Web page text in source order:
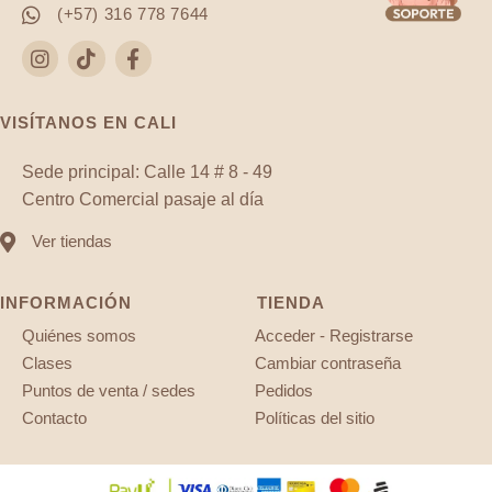
(+57) 316 778 7644
VISÍTANOS EN CALI
Sede principal: Calle 14 # 8 - 49
Centro Comercial pasaje al día
Ver tiendas
INFORMACIÓN
Quiénes somos
Clases
Puntos de venta / sedes
Contacto
TIENDA
Acceder - Registrarse
Cambiar contraseña
Pedidos
Políticas del sitio